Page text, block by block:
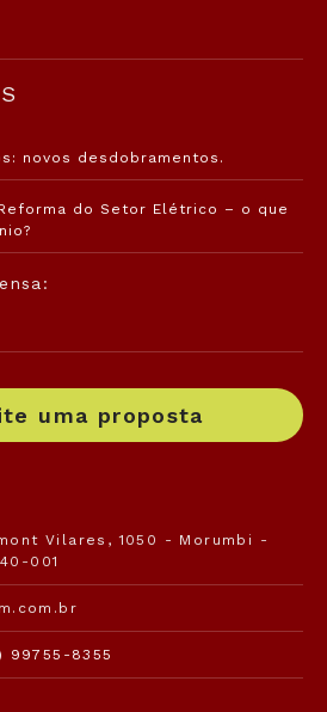
novos desdobramentos.
do Setor Elétrico – o que
uma proposta
Vilares, 1050 - Morumbi -
001
99755-8355